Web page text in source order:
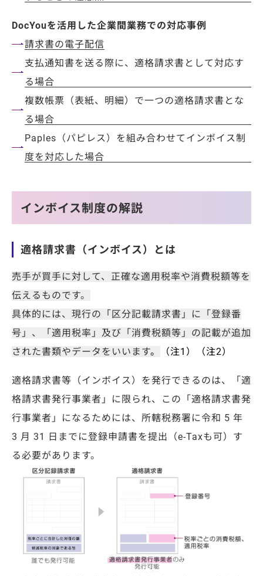
DocYouを活用した企業間業務での対応事例
請求書の電子配信
支払通知書を送る際に、適格請求書として対応す
る場合
複数帳票（表紙、明細）で一つの適格請求書とな
る場合
Paples（パピレス）を組み合わせてインボイス制
度を対応した場合
インボイス制度の解説
適格請求書（インボイス）とは
売手が買手に対して、正確な適用税率や消費税額等を
伝えるものです。
具体的には、現行の「区分記載請求書」に「登録番
号」、「適用税率」及び「消費税額等」の記載が追加
された書類やデータをいいます。 （注1）（注2）
適格請求書等（インボイス）を発行できるのは、「適
格請求書発行事業者」に限られ、この「適格請求書発
行事業者」になるためには、所轄税務署に令和 5 年
3 月 31 日までに登録申請書を提出（e-Taxも可）す
る必要があります。